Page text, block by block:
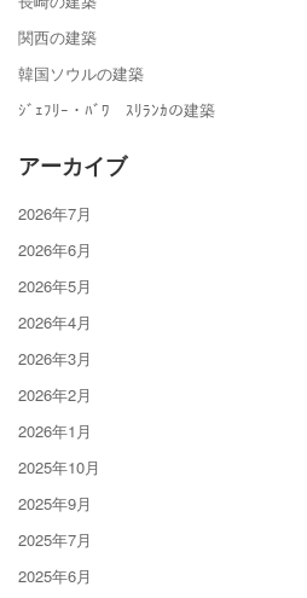
関西の建築
韓国ソウルの建築
ｼﾞｪﾌﾘｰ・ﾊﾞﾜ ｽﾘﾗﾝｶの建築
アーカイブ
2026年7月
2026年6月
2026年5月
2026年4月
2026年3月
2026年2月
2026年1月
2025年10月
2025年9月
2025年7月
2025年6月